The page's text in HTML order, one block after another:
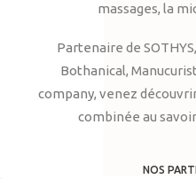
massages, la
Partenaire de
Bothanical,
company, venez
combinée au
NOS